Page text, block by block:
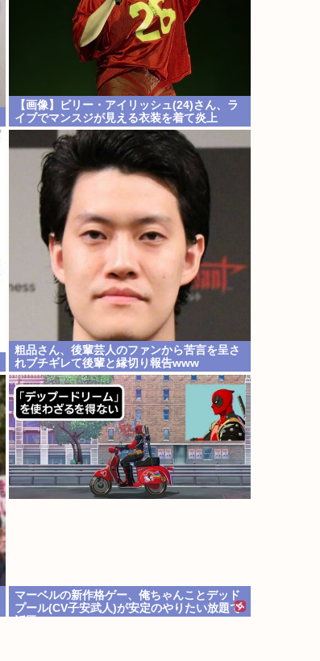
【画像】ビリー・アイリッシュ(24)さん、ラ
イブでマンスジが見える衣装を着て炎上
粗品さん、後輩芸人のファンから苦言を呈さ
れブチギレて後輩と縁切り報告www
マーベルの新作格ゲー、俺ちゃんことデッド
プール(CV子安武人)が安定のやりたい放題で